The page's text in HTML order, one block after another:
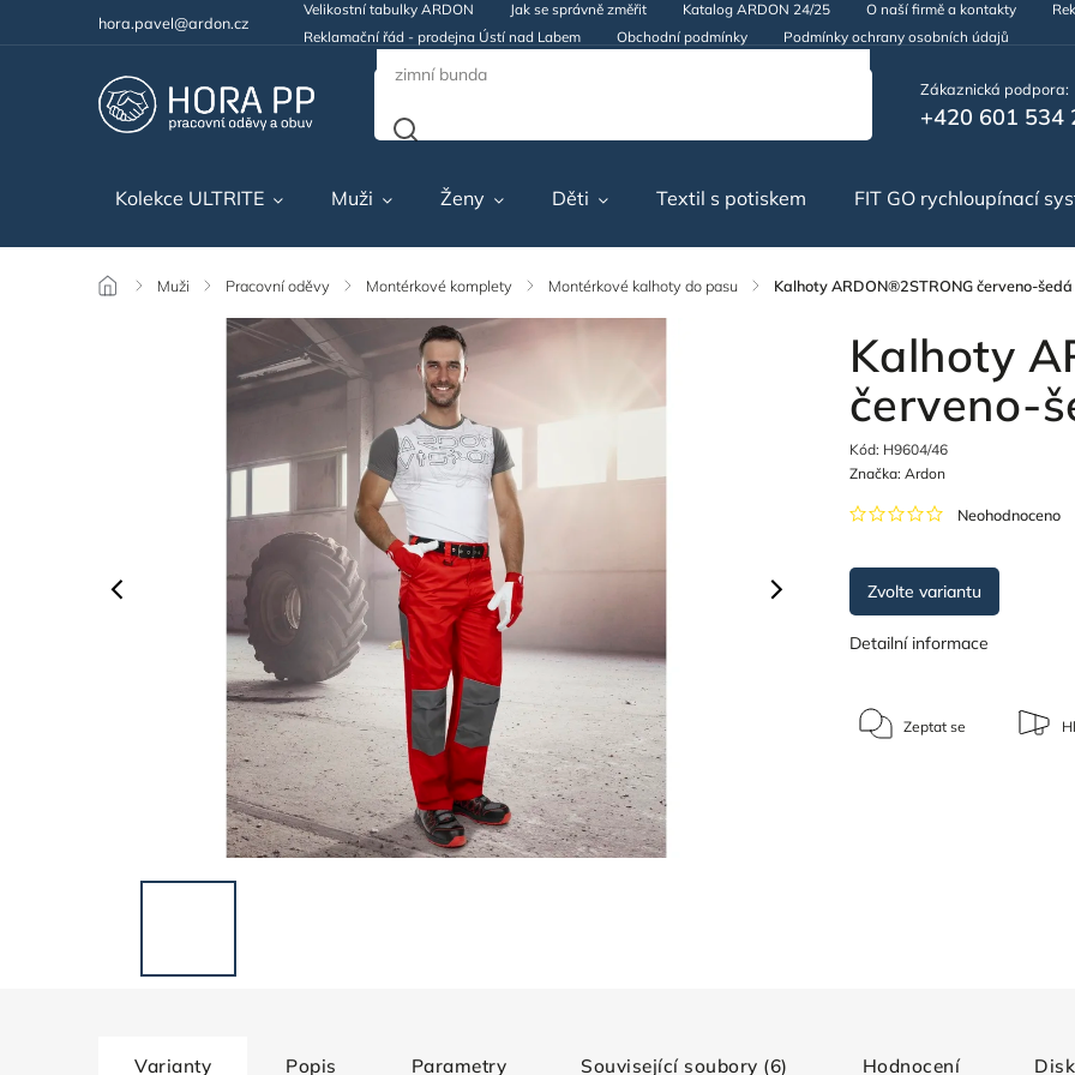
hora.pavel@ardon.cz
Velikostní tabulky ARDON Jak se správně změřit Katalog ARDON 24/25 O naší firmě a kontakty
Reklamační řád - prodejna Ústí nad Labem
Obchodní podmínky Podmínky ochrany osobních údajů
Zákaznická podpora:
+420 601 534
Kolekce ULTRITE Muži Ženy Děti Textil s potiskem FIT GO rychloupínací
/ Muži / Pracovní oděvy / Montérkové komplety / Montérkové kalhoty do pasu / Kalhoty ARDON®2STRONG červeno-šedá
Kalhoty
červeno-
Kód: H9604/46
Neohodnoceno
Značka: Ardon
Zvolte variantu
Detailní informace
Zeptat se
Varianty Popis Parametry Související soubory (6) Hodnocení